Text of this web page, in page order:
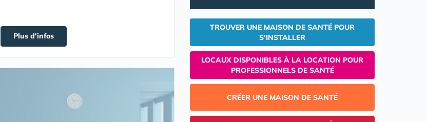
Plus d'infos
TROUVER UNE MAISON DE SANTÉ POUR
S'INSTALLER
LOCAUX DISPONIBLES À LA LOCATION POUR
PROFESSIONNELS DE SANTÉ
CRÉER UNE MAISON DE SANTÉ